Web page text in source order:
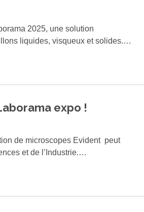
2025, une solution
liquides, visqueux et solides.
expo !
de microscopes Evident peut
et de l’Industrie.